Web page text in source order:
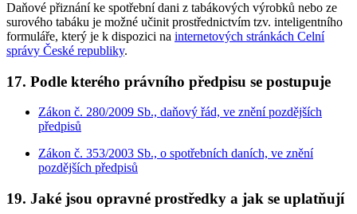
Daňové přiznání ke spotřební dani z tabákových výrobků nebo ze
surového tabáku je možné učinit prostřednictvím tzv. inteligentního
formuláře, který je k dispozici na internetových stránkách Celní
správy České republiky.
17. Podle kterého právního předpisu se postupuje
Zákon č. 280/2009 Sb., daňový řád, ve znění pozdějších
předpisů
Zákon č. 353/2003 Sb., o spotřebních daních, ve znění
pozdějších předpisů
19. Jaké jsou opravné prostředky a jak se uplatňují